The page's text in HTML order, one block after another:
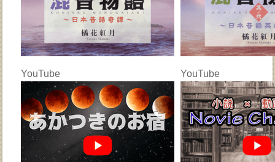
YouTube YouTube